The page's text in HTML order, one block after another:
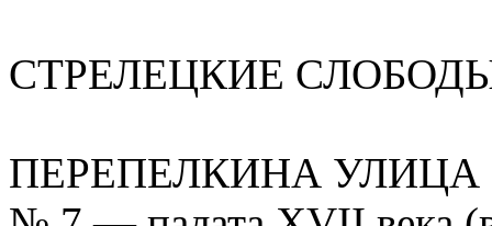
СТРЕЛЕЦКИЕ
ПЕРЕПЕЛКИНА УЛИЦА